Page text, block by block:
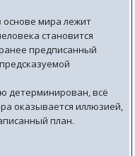
основе мира лежит
становится
предписанный
детерминирован, всё
оказывается иллюзией,
план.